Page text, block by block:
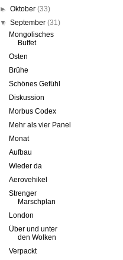
►Oktober(33)
▼September(31)
Mongolisches
Buffet
Osten
Brühe
Schönes Gefühl
Diskussion
Morbus Codex
Mehr als vier Panel
Monat
Aufbau
Wieder da
Aerovehikel
Strenger
Marschplan
London
Über und unter
den Wolken
Verpackt